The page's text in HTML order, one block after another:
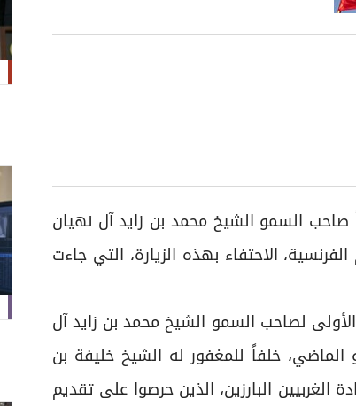
صاحب السمو الشيخ محمد بن زايد آل نهيان
الاحتفاء بهذه الزيارة، التي جاءت
لصاحب السمو الشيخ محمد بن زايد آل
الماضي، خلفاً للمغفور له الشيخ خليفة بن
البارزين، الذين حرصوا على تقديم